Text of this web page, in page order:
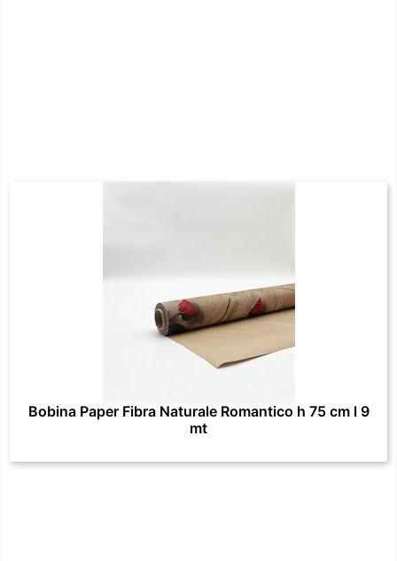
Bobina Paper Fibra Naturale Romantico h 75 cm l 9
mt